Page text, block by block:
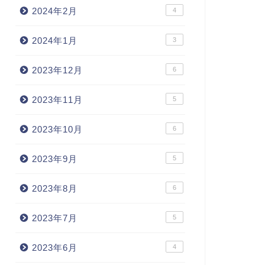
2024年2月 4
2024年1月 3
2023年12月 6
2023年11月 5
2023年10月 6
2023年9月 5
2023年8月 6
2023年7月 5
2023年6月 4